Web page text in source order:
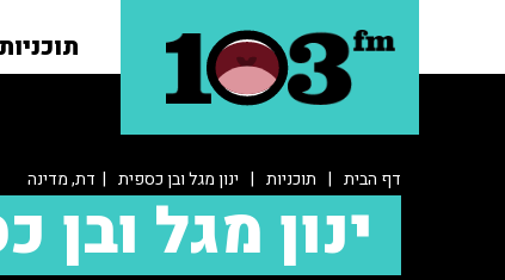
תוכניות
דף הבית | תוכניות | ינון מגל ובן כספית | דת, מדינה
ינון מגל ובן